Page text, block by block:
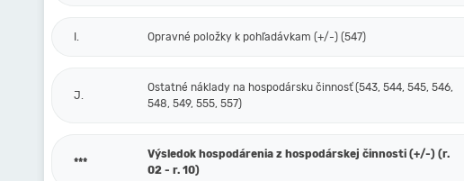
I. Opravné položky k pohľadávkam (+/-) (547)
J.
Ostatné náklady na hospodársku činnosť (543, 544, 545, 546,
548, 549, 555, 557)
***
Výsledok hospodárenia z hospodárskej činnosti (+/-) (r.
02 - r. 10)